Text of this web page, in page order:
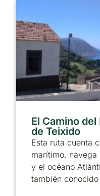
El Camino
de Teixido
Esta ruta cuenta
marítimo,
y el océano
también